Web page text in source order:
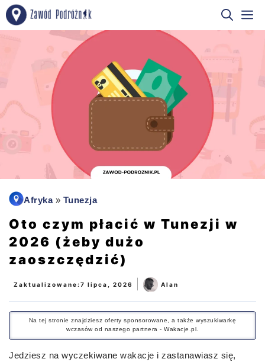
Przejdź
do
Afryka» Tunezja
Oto czym płacić w Tunezji w
2026 (żeby dużo
zaoszczędzić)
Zaktualizowane:7 lipca, 2026 Alan
Na tej stronie znajdziesz oferty sponsorowane, a także wyszukiwarkę
wczasów od naszego partnera - Wakacje.pl.
Jedziesz na wyczekiwane wakacje i zastanawiasz się,